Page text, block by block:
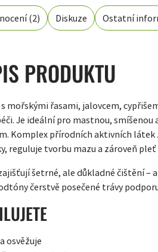
(2) Diskuze Ostatní
PRODUKTU
mořskými řasami, jalovcem,
Je ideální pro mastnou, smíšenou
Komplex přírodních aktivních
reguluje tvorbu mazu a zároveň
šetrné, ale důkladné čištění –
čerstvě posečené trávy
osvěžuje